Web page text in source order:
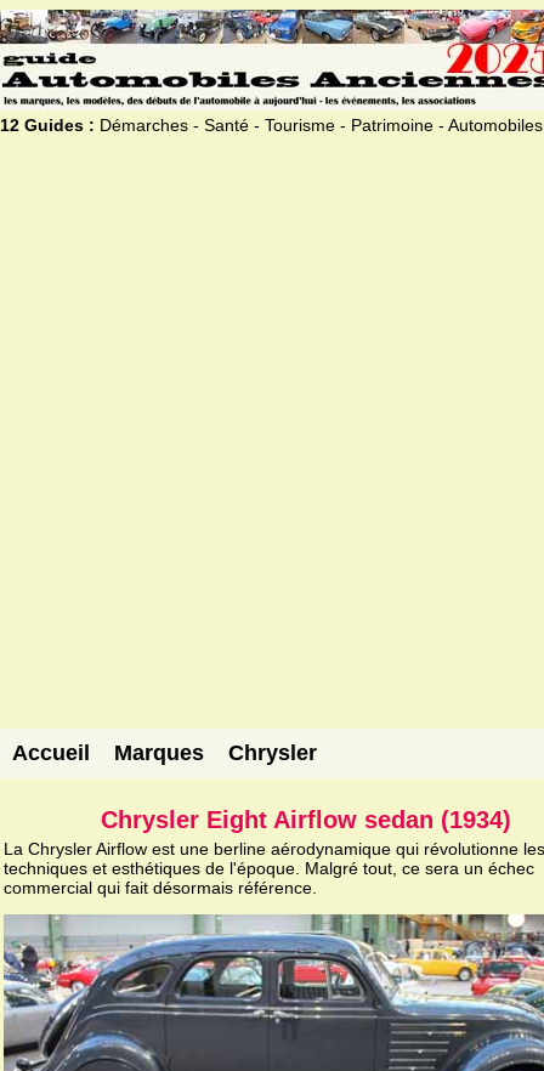
12 Guides : Démarches - Santé - Tourisme - Patrimoine - Automobiles
Accueil Marques Chrysler
Chrysler Eight Airflow sedan (1934)
La Chrysler Airflow est une berline aérodynamique qui révolutionne
techniques et esthétiques de l'époque. Malgré tout, ce sera un échec
commercial qui fait désormais référence.